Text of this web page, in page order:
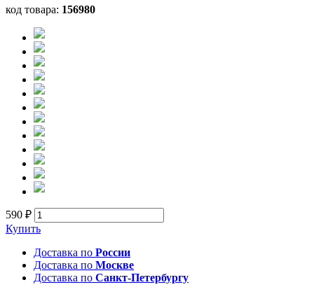
код товара: 156980
590 ₽
Купить
Доставка по России
Доставка по Москве
Доставка по Санкт-Петербургу